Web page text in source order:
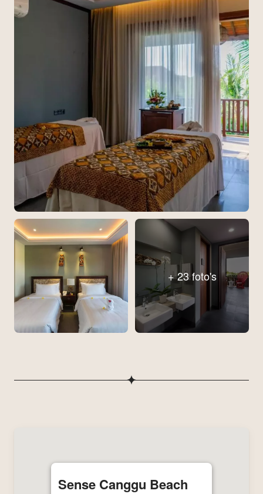
+ 23 foto's
Sense Canggu Beach